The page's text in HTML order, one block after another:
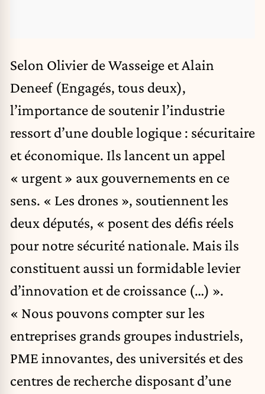
Selon Olivier de Wasseige et Alain
Deneef (Engagés, tous deux),
l’importance de soutenir l’industrie
ressort d’une double logique : sécuritaire
et économique. Ils lancent un appel
« urgent » aux gouvernements en ce
sens. « Les drones », soutiennent les
deux députés, « posent des défis réels
pour notre sécurité nationale. Mais ils
constituent aussi un formidable levier
d’innovation et de croissance (…) ».
« Nous pouvons compter sur les
entreprises grands groupes industriels,
PME innovantes, des universités et des
centres de recherche disposant d’une